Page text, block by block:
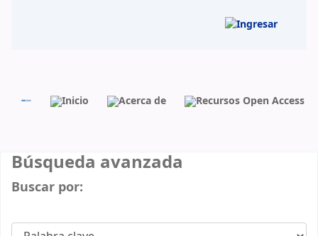
Recursos Open Access
Acerca de
Inicio
Búsqueda avanzada
Buscar por: